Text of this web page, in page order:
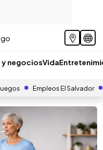
y negociosVida
Empleos El Salvador